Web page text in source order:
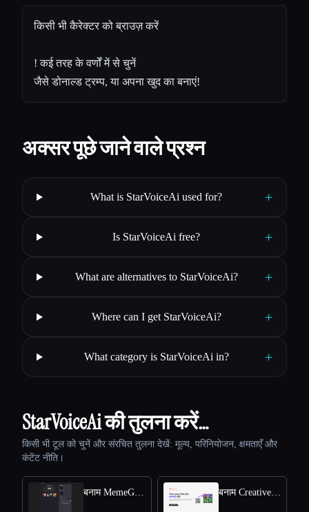
किसी भी कैरेक्टर को ब्राउज़ करें
!कई तरह के वर्णों में से चुनें
जैसेडोनाल्ड ट्रम्प, या अपना खुद का बनाएं!
अक्सर पूछे जाने वाले प्रश्न
What is StarVoiceAi used for? +
Is StarVoiceAi free? +
What are alternatives to StarVoiceAi? +
Where can I get StarVoiceAi? +
What category is StarVoiceAi in? +
StarVoiceAi की तुलना करें…
किसी भी टूल को चुनें और संरचित तुलना देखें: मूल्य, परिनियोजन, क्षमताएँ और
कंटेंट नीति।
बनाम MemeGenAI बनाम Creative QR codes using AI